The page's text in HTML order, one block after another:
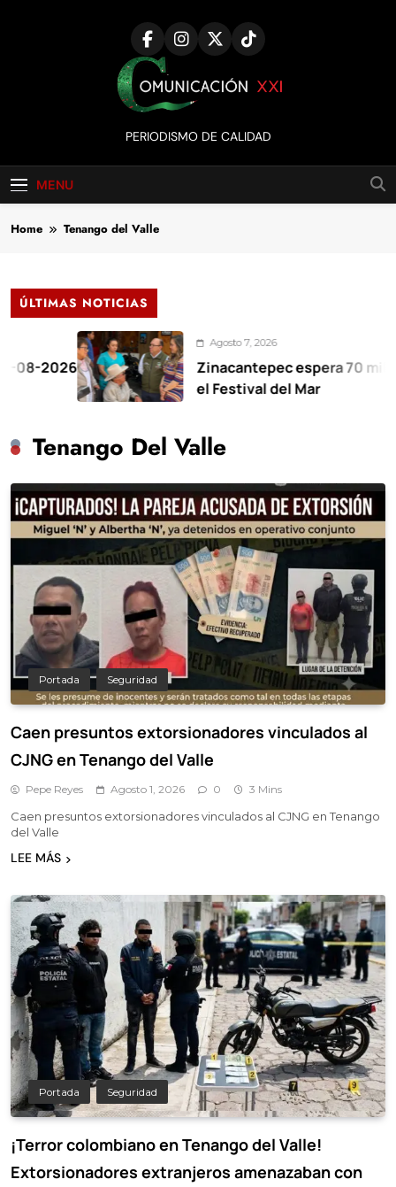
Comunicación
XXI
PERIODISMO DE CALIDAD
MENU
Home Tenango del Valle
ÚLTIMAS NOTICIAS
Agosto 7, 2026
Zinacantepec espera 70 mil
el Festival del Mar
Tenango Del Valle
Portada Seguridad
Caen presuntos extorsionadores vinculados al
CJNG en Tenango del Valle
Pepe Reyes Agosto 1, 2026 0 3 Mins
Caen presuntos extorsionadores vinculados al CJNG en Tenango
del Valle
LEE MÁS
Portada Seguridad
¡Terror colombiano en Tenango del Valle!
Extorsionadores extranjeros amenazaban con